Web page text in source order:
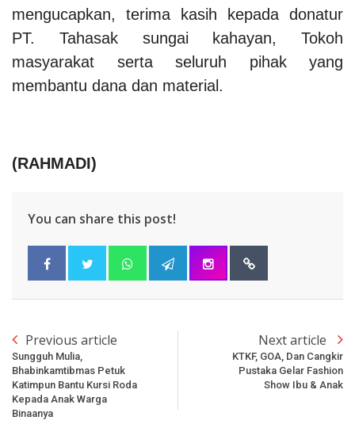
mengucapkan, terima kasih kepada donatur
PT. Tahasak sungai kahayan, Tokoh
masyarakat serta seluruh pihak yang
membantu dana dan material.
(RAHMADI)
You can share this post!
Previous article
Sungguh Mulia,
Bhabinkamtibmas Petuk
Katimpun Bantu Kursi Roda
Kepada Anak Warga
Binaanya
Next article
KTKF, GOA, Dan Cangkir
Pustaka Gelar Fashion
Show Ibu & Anak